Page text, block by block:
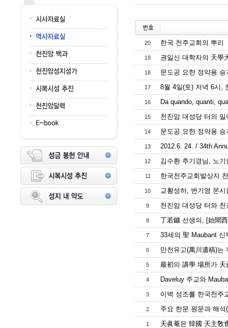
20 한국 천주교회의 뿌리
19 권일신 대학자의 天學
18 문도공 요한 정약용
17 8월 4일(토) 저녁 6시,
16 Da quando, quanti,
15 천진암 대성당 터의
14 문도공 요한 정약용
13 2012.6. 24. / 34th
12 김수환 추기경님, 노
11 한국천주교회발상지
10 교황성하, 변기영 몬
9 천진암 대성당 터와
8 丁若鏞 선생의, [始聞
7 33세의 聖 Maubant
6 만천유고(萬川遺稿)는
5 最初의 講學 場所가
4 Daveluy 주교와
3 이벽 성조를 한국천주
2 주요 한문 원문과 해
1 天眞菴은 韓國 天主敎